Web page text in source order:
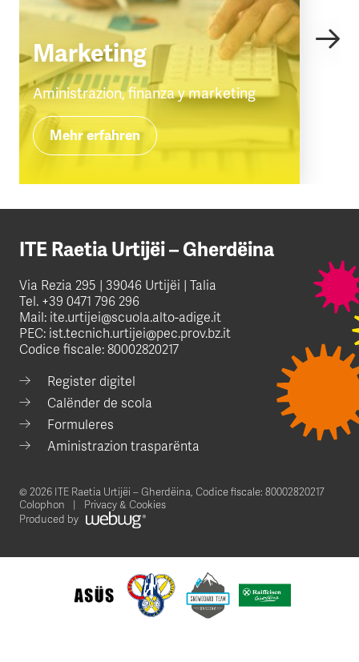
Marketing
Aministrazion, finanza y marketing
Mehr erfahren
ITE Raetia Urtijëi – Gherdëina
Via Rezia 295 | 39046 Urtijëi | Talia
Tel. +39 0471 796 296
Mail: ite.urtijei@scuola.alto-adige.it
PEC: ist.tecnich.urtijei@pec.prov.bz.it
Codice fiscale: 80002820217
Register digitel
Calënder de scola
Formuleres
Aministrazion trasparënta
© 2026 ITE Raetia Urtijëi – Gherdëina, Codice fiscale: 80002820217
Colophon
Privacy & Cookies
Produced by